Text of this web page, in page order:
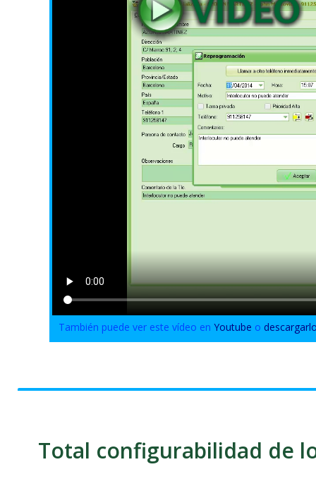
También puede ver este vídeo enYoutube o
Total configurabilidad de